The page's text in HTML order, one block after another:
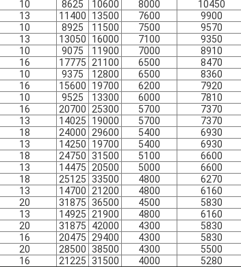
10 8625 10600 8000
10450
13 11400 13500 7600
9900
10 8925 11500 7500
9570
13 13050 16000 7100
9350
10 9075 11900 7000
8910
16 17775 21100 6500
8470
10 9375 12800 6500
8360
16 15600 19700 6200
7920
10 9525 13300 6000
7810
16 20700 25300 5700
7370
13 14025 19000 5700
7370
18 24000 29600 5400
6930
13 14250 19700 5400
6930
18 24750 31500 5100
6600
13 14475 20500 5000
6600
18 25125 33500 4800
6270
13 14700 21200 4800
6160
20 31875 36500 4500
5830
13 14925 21900 4800
6160
20 31875 42000 4300
5830
16 20475 29400 4300
5830
20 28500 38500 4300
5500
16 21225 31500 4000 5280